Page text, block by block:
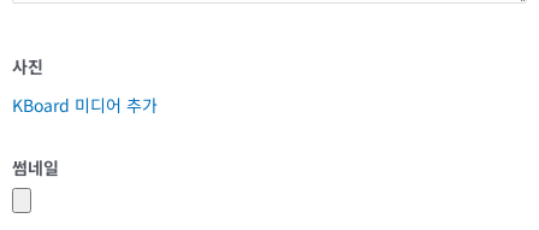
사진
KBoard 미디어 추가
썸네일